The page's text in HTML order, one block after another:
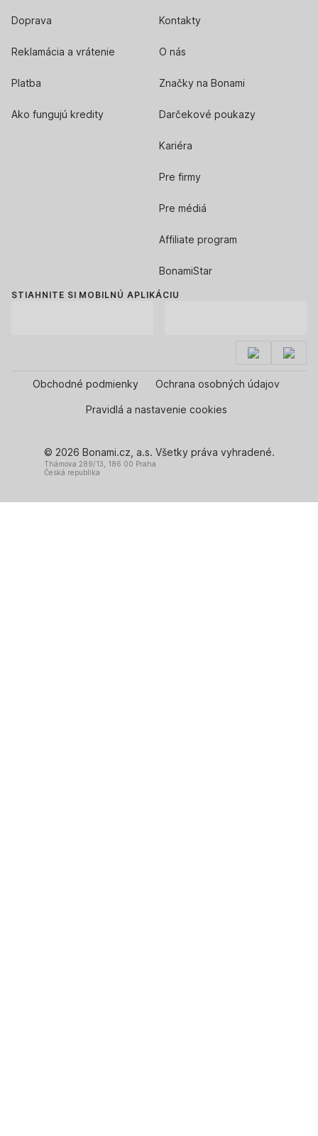
Doprava
Reklamácia a vrátenie
Platba
Ako fungujú kredity
Kontakty
O nás
Značky na Bonami
Darčekové poukazy
Kariéra
Pre firmy
Pre médiá
Affiliate program
BonamiStar
STIAHNITE SI MOBILNÚ APLIKÁCIU
Obchodné podmienky Ochrana osobných údajov
Pravidlá a nastavenie cookies
© 2026 Bonami.cz, a.s. Všetky práva vyhradené.
Thámova 289/13, 186 00 Praha
Česká republika